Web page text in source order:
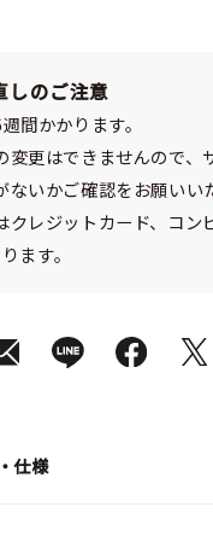
しのご注意
間かかります。
更はできませんので、
いかご確認をお願いい
レジットカード、コン
ます。
仕様